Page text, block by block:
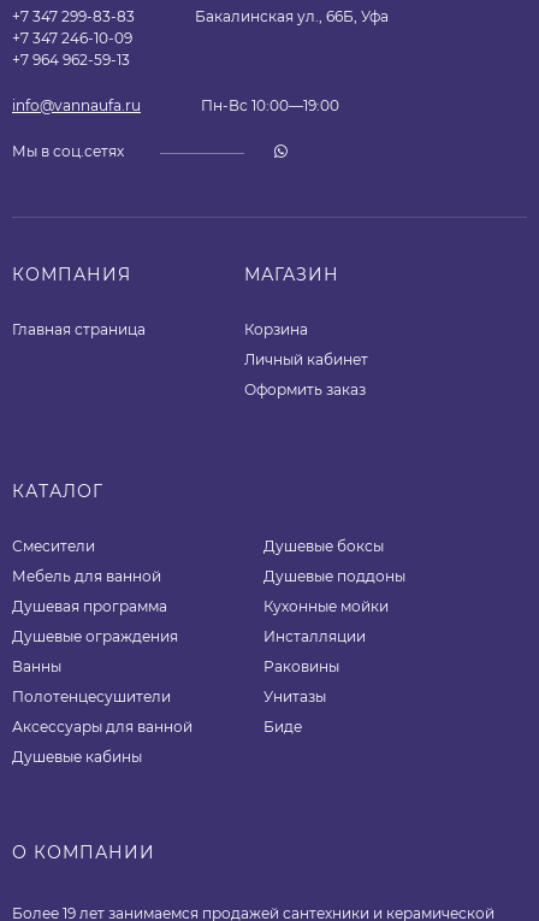
+7 347 299-83-83
+7 347 246-10-09
+7 964 962-59-13
Бакалинская ул., 66Б, Уфа
info@vannaufa.ru Пн-Вс 10:00—19:00
Мы в соц.сетях
КОМПАНИЯ
Главная страница
МАГАЗИН
Корзина
Личный кабинет
Оформить заказ
КАТАЛОГ
Смесители
Мебель для ванной
Душевая программа
Душевые ограждения
Ванны
Полотенцесушители
Аксессуары для ванной
Душевые кабины
Душевые боксы
Душевые поддоны
Кухонные мойки
Инсталляции
Раковины
Унитазы
Биде
О КОМПАНИИ
Более 19 лет занимаемся продажей сантехники и керамической